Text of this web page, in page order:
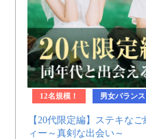
12名規模！ 男女バランス
【20代限定編】ステキな
ィー～真剣な出会い～